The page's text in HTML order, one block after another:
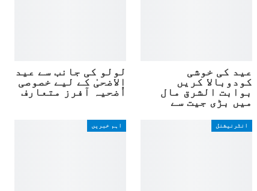
عید کی خوشی
کودوبالا کریں
بوابت الشرق مال
میں بڑی جیت سے
لولو کی جانب سے عید
الاضحیٰ کے لیے خصوصی
اُضحیہ آفرز متعارف
انٹرنیشنل اہم خبریں